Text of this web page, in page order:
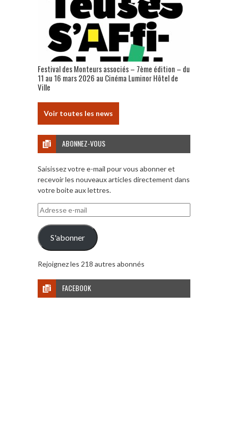
Festival des Monteurs associés – 7ème édition – du
11 au 16 mars 2026 au Cinéma Luminor Hôtel de
Ville
Voir toutes les news
ABONNEZ-VOUS
Saisissez votre e-mail pour vous abonner et
recevoir les nouveaux articles directement dans
votre boite aux lettres.
Adresse
e-
mail
S'abonner
Rejoignez les 218 autres abonnés
FACEBOOK